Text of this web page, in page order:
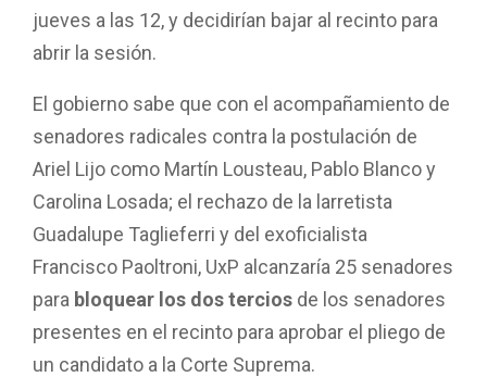
jueves a las 12, y decidirían bajar al recinto para
abrir la sesión.
El gobierno sabe que con el acompañamiento de
senadores radicales contra la postulación de
Ariel Lijo como Martín Lousteau, Pablo Blanco y
Carolina Losada; el rechazo de la larretista
Guadalupe Taglieferri y del exoficialista
Francisco Paoltroni, UxP alcanzaría 25 senadores
para bloquear los dos tercios de los senadores
presentes en el recinto para aprobar el pliego de
un candidato a la Corte Suprema.